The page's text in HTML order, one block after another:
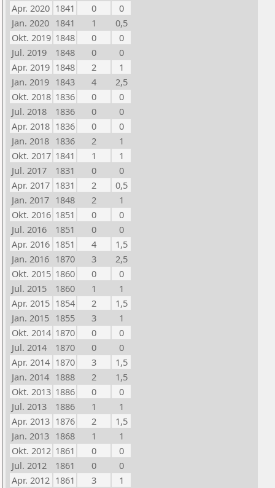
Apr. 2020 1841 0
0
Jan. 2020 1841 1
0,5
Okt. 2019 1848 0
0
Jul. 2019
1848 0
0
Apr. 2019 1848 2
1
Jan. 2019 1843 4
2,5
Okt. 2018 1836 0
0
Jul. 2018
1836 0
0
Apr. 2018 1836 0
0
Jan. 2018 1836 2
1
Okt. 2017 1841 1
1
Jul. 2017
1831 0
0
Apr. 2017 1831 2
0,5
Jan. 2017 1848 2
1
Okt. 2016 1851 0
0
Jul. 2016
1851 0
0
Apr. 2016 1851 4
1,5
Jan. 2016 1870 3
2,5
Okt. 2015 1860 0
0
Jul. 2015
1860 1
1
Apr. 2015 1854 2
1,5
Jan. 2015 1855 3
1
Okt. 2014 1870 0
0
Jul. 2014
1870 0
0
Apr. 2014 1870 3
1,5
Jan. 2014 1888 2
1,5
Okt. 2013 1886 0
0
Jul. 2013
1886 1
1
Apr. 2013 1876 2
1,5
Jan. 2013 1868 1
1
Okt. 2012 1861 0
0
Jul. 2012
1861 0
0
Apr. 2012 1861 3
1